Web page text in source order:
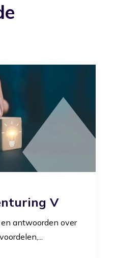
V
antwoorden over